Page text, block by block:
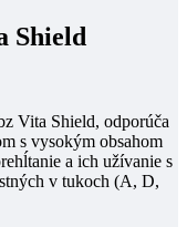
Shield
Vita Shield, odporúča
s vysokým obsahom
a ich užívanie s
v tukoch (A, D,